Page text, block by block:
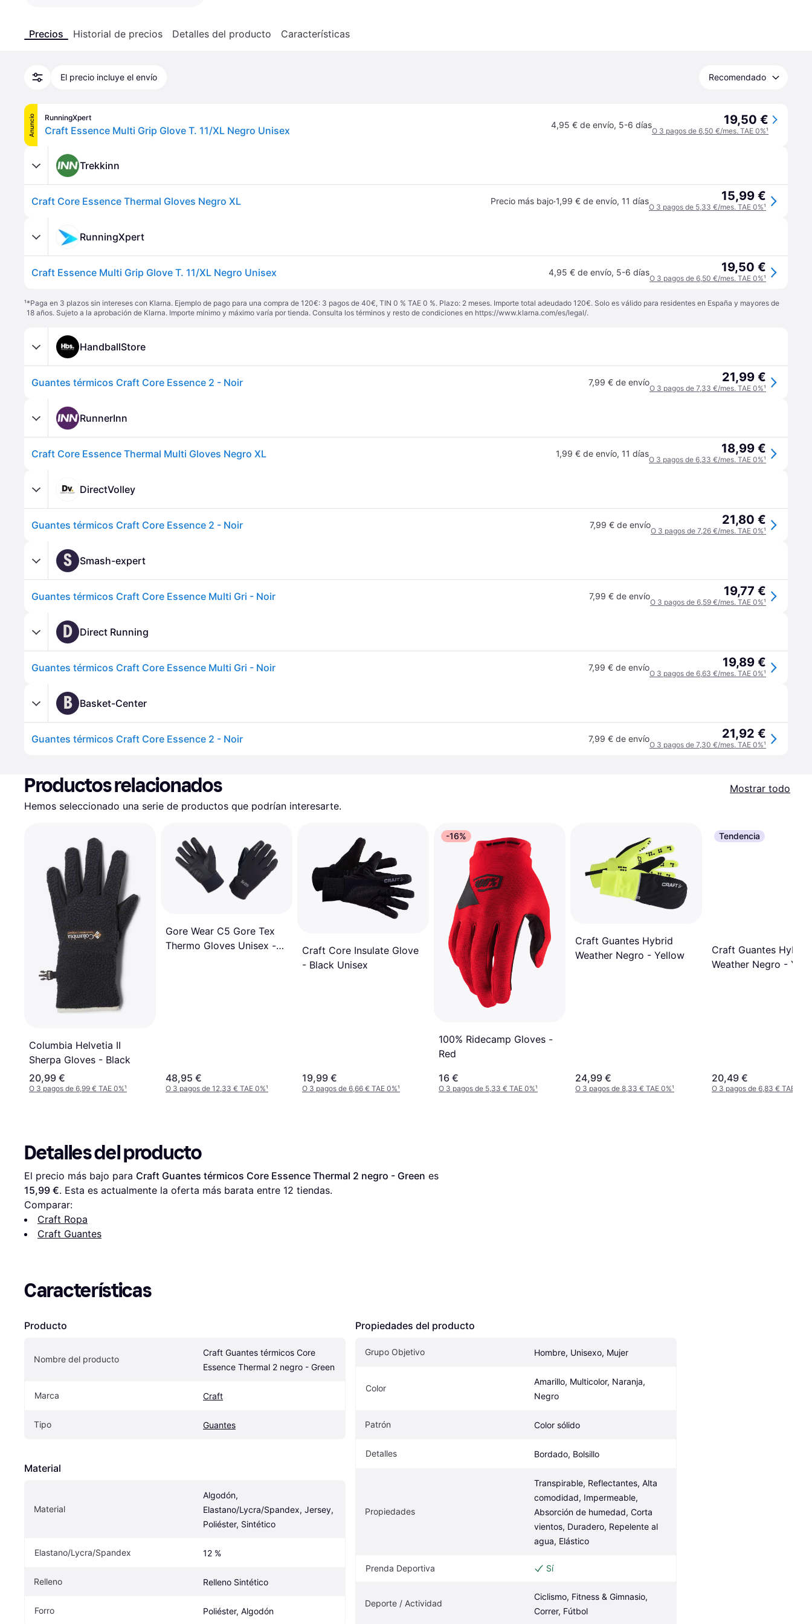
Precios Historial de precios Detalles del producto Características
El precio incluye el envío Recomendado
Anuncio RunningXpert
Craft Essence Multi Grip Glove T. 11/XL Negro Unisex 4,95 € de envío, 5-6 días 19,50 €
O 3 pagos de 6,50 €/mes. TAE 0%¹
Trekkinn
Craft Core Essence Thermal Gloves Negro XL Precio más bajo·1,99 € de envío, 11 días 15,99 €
O 3 pagos de 5,33 €/mes. TAE 0%¹
RunningXpert
Craft Essence Multi Grip Glove T. 11/XL Negro Unisex 4,95 € de envío, 5-6 días 19,50 €
O 3 pagos de 6,50 €/mes. TAE 0%¹
¹*Paga en 3 plazos sin intereses con Klarna. Ejemplo de pago para una compra de 120€: 3 pagos de 40€, TIN 0 % TAE 0 %. Plazo: 2 meses. Importe total adeudado 120€. Solo es válido para residentes en España y mayores de
18 años. Sujeto a la aprobación de Klarna. Importe mínimo y máximo varía por tienda. Consulta los términos y resto de condiciones en https://www.klarna.com/es/legal/.
HandballStore
Guantes térmicos Craft Core Essence 2 - Noir 7,99 € de envío 21,99 €
O 3 pagos de 7,33 €/mes. TAE 0%¹
RunnerInn
Craft Core Essence Thermal Multi Gloves Negro XL 1,99 € de envío, 11 días 18,99 €
O 3 pagos de 6,33 €/mes. TAE 0%¹
DirectVolley
Guantes térmicos Craft Core Essence 2 - Noir 7,99 € de envío 21,80 €
O 3 pagos de 7,26 €/mes. TAE 0%¹
S Smash-expert
Guantes térmicos Craft Core Essence Multi Gri - Noir 7,99 € de envío 19,77 €
O 3 pagos de 6,59 €/mes. TAE 0%¹
D Direct Running
Guantes térmicos Craft Core Essence Multi Gri - Noir 7,99 € de envío 19,89 €
O 3 pagos de 6,63 €/mes. TAE 0%¹
B Basket-Center
Guantes térmicos Craft Core Essence 2 - Noir 7,99 € de envío 21,92 €
O 3 pagos de 7,30 €/mes. TAE 0%¹
Productos relacionados
Mostrar todo
Hemos seleccionado una serie de productos que podrían interesarte.
Columbia Helvetia II
Sherpa Gloves - Black
20,99 €
O 3 pagos de 6,99 € TAE 0%¹
Gore Wear C5 Gore Tex
Thermo Gloves Unisex -
48,95 €
O 3 pagos de 12,33 € TAE 0%¹
Craft Core Insulate Glove
- Black Unisex
19,99 €
O 3 pagos de 6,66 € TAE 0%¹
-16%
100% Ridecamp Gloves -
Red
16 €
O 3 pagos de 5,33 € TAE 0%¹
Craft Guantes Hybrid
Weather Negro - Yellow
24,99 €
O 3 pagos de 8,33 € TAE 0%¹
Tendencia
Craft Guantes Hybrid
Weather Negro -
20,49 €
O 3 pagos de 6,83 € TAE 0%
Detalles del producto
El precio más bajo para Craft Guantes térmicos Core Essence Thermal 2 negro - Green
15,99 €. Esta es actualmente la oferta más barata entre 12 tiendas.
Comparar:
Craft Ropa
Craft Guantes
Características
Producto
Nombre del producto
Craft Guantes térmicos Core
Essence Thermal 2 negro - Green
Marca Craft
Tipo Guantes
Material
Material
Algodón,
Elastano/Lycra/Spandex, Jersey,
Poliéster, Sintético
Elastano/Lycra/Spandex 12 %
Relleno Relleno Sintético
Forro Poliéster, Algodón
Propiedades del producto
Grupo Objetivo Hombre, Unisexo, Mujer
Color
Amarillo, Multicolor, Naranja,
Negro
Patrón Color sólido
Detalles Bordado, Bolsillo
Propiedades
Transpirable, Reflectantes, Alta
comodidad, Impermeable,
Absorción de humedad, Corta
vientos, Duradero, Repelente al
agua, Elástico
Prenda Deportiva Sí
Deporte / Actividad
Ciclismo, Fitness & Gimnasio,
Correr, Fútbol